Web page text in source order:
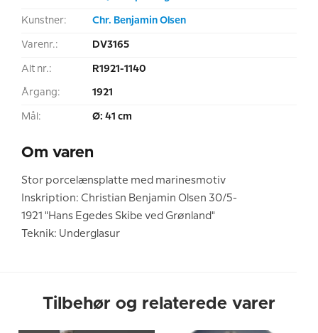
Kunstner: Chr. Benjamin Olsen
Varenr.: DV3165
Alt nr.: R1921-1140
Årgang: 1921
Mål: Ø: 41 cm
Om varen
Stor porcelænsplatte med marinesmotiv
Inskription: Christian Benjamin Olsen 30/5-
1921 "Hans Egedes Skibe ved Grønland"
Teknik: Underglasur
Tilbehør og relaterede varer